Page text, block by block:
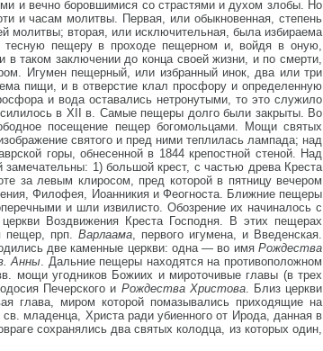
и вечно боровшимися со страстями и духом злобы. Но
и часам молитвы. Первая, или обыкновенная, степень
молитвы; вторая, или исключительная, была избираема
тесную пещеру в проходе пещерном и, войдя в оную,
таком заключении до конца своей жизни, и по смерти,
Игумен пещерный, или избранный инок, два или три
пищи, и в отверстие клал просфору и определенную
и вода оставались нетронутыми, то это служило
в XII в. Самые пещеры долго были закрыты. Во
посещение пещер богомольцами. Мощи святых
святого и пред ними теплилась лампада; над
горы, обнесенной в 1844 крепостной стеной. Над
1) большой крест, с частью древа Креста
за левым клиросом, пред которой в пятницу вечером
Филофея, Иоанникия и Феогноста. Ближние пещеры
и шли извилисто. Обозрение их начиналось с
Воздвижения Креста Господня. В этих пещерах
пещер, прп. Варлаама, первого игумена, и Введенская.
две каменные церкви: одна — во имя Рождества
Анны. Дальние пещеры находятся на противоположном
мощи угодников Божиих и мироточивые главы (в трех
Печерского и Рождества Христова. Близ церкви
глава, миром которой помазывались приходящие на
младенца, Христа ради убиенного от Ирода, данная в
сохранялись два святых колодца, из которых один,